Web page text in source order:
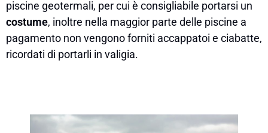
piscine geotermali, per cui è consigliabile portarsi un
costume, inoltre nella maggior parte delle piscine a
pagamento non vengono forniti accappatoi e ciabatte,
ricordati di portarli in valigia.